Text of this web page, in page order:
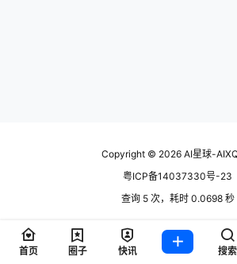
Copyright © 2026AI星球-
粤ICP备14037330号-23
查询 5 次，耗时 0.0698 秒
首页 圈子 快讯 搜索